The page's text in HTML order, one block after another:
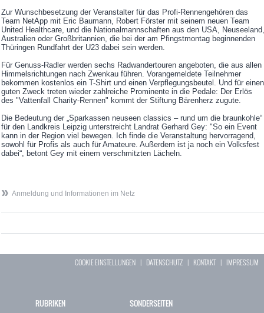
Zur Wunschbesetzung der Veranstalter für das Profi-Rennengehören das
Team NetApp mit Eric Baumann, Robert Förster mit seinem neuen Team
United Healthcare, und die Nationalmannschaften aus den USA, Neuseeland,
Australien oder Großbritannien, die bei der am Pfingstmontag beginnenden
Thüringen Rundfahrt der U23 dabei sein werden.
Für Genuss-Radler werden sechs Radwandertouren angeboten, die aus allen
Himmelsrichtungen nach Zwenkau führen. Vorangemeldete Teilnehmer
bekommen kostenlos ein T-Shirt und einen Verpflegungsbeutel. Und für einen
guten Zweck treten wieder zahlreiche Prominente in die Pedale: Der Erlös
des "Vattenfall Charity-Rennen" kommt der Stiftung Bärenherz zugute.
Die Bedeutung der „Sparkassen neuseen classics – rund um die braunkohle“
für den Landkreis Leipzig unterstreicht Landrat Gerhard Gey: "So ein Event
kann in der Region viel bewegen. Ich finde die Veranstaltung hervorragend,
sowohl für Profis als auch für Amateure. Außerdem ist ja noch ein Volksfest
dabei“, betont Gey mit einem verschmitzten Lächeln.
Anmeldung und Informationen im Netz
COOKIE EINSTELLUNGEN | DATENSCHUTZ | KONTAKT| IMPRESSUM
RUBRIKEN SONDERSEITEN